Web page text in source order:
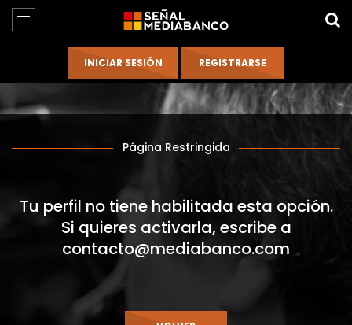
Página Restringida
Tu perfil no tiene habilitada esta opción.
Si quieres activarla, escribe a
contacto@mediabanco.com